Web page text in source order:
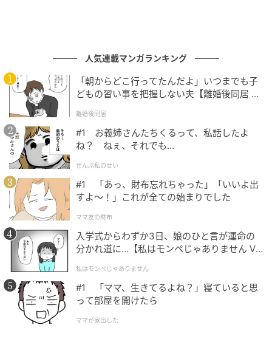
プライス以上の価値があるクオリティ
人気連載マンガランキング
「朝からどこ行ってたんだよ」いつまでも子
どもの習い事を把握しない夫【離婚後同居 Vo
離婚後同居
#1 お義姉さんたちくるって、私話したよ
ね？ ねぇ、それでも…
ぜんぶ私のせい
#1 「あっ、財布忘れちゃった」「いいよ出
すよ〜！」これが全ての始まりでした
ママ友の財布
入学式からわずか3日、娘のひと言が運命の
分かれ道に…【私はモンペじゃありません Vo
私はモンペじゃありません
#1 「ママ、生きてるよね？」寝ていると思
って部屋を開けたら
ママが家出した